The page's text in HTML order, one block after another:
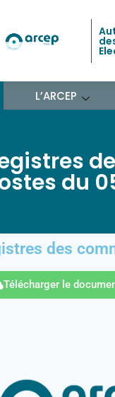
L’ARCEP
du
des
Télécharger le